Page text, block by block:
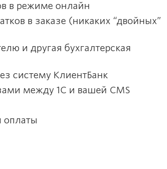
в режиме онлайн
в заказе (никаких “двойных”
и другая бухгалтерская
систему КлиентБанк
между 1С и вашей CMS
оплаты